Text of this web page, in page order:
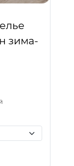
зима-